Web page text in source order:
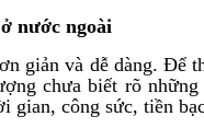
nước ngoài
giản và dễ dàng. Để
chưa biết rõ
công sức, tiền